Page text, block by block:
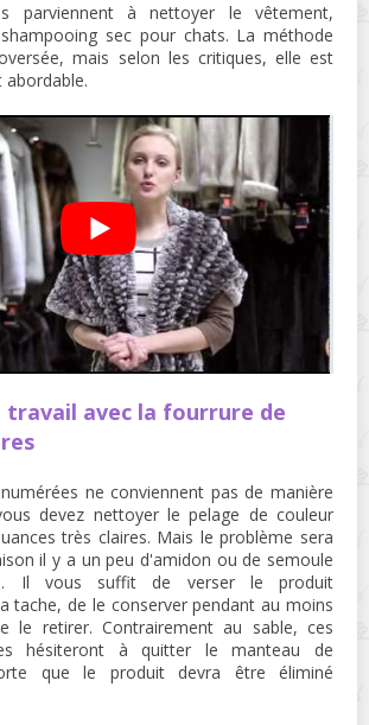
parviennent à nettoyer le vêtement,
sec pour chats. La méthode
mais selon les critiques, elle est
abordable.
travail avec la fourrure de
ne conviennent pas de manière
devez nettoyer le pelage de couleur
très claires. Mais le problème sera
il y a un peu d'amidon ou de semoule
Il vous suffit de verser le produit
tache, de le conserver pendant au moins
le retirer. Contrairement au sable, ces
hésiteront à quitter le manteau de
que le produit devra être éliminé